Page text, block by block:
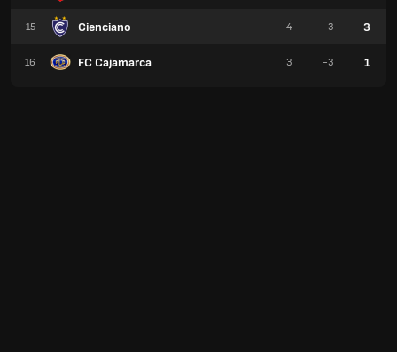
15 Cienciano
16 FC Cajamarca
4 -3 3
3 -3 1